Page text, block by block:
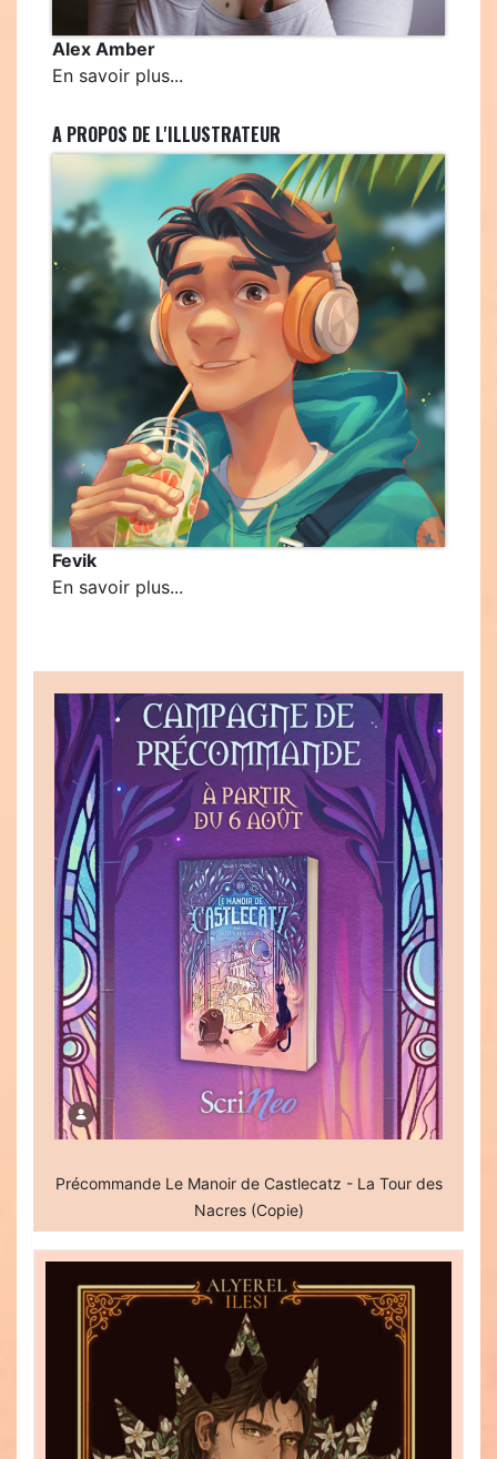
Alex Amber
En savoir plus...
A PROPOS DE L'ILLUSTRATEUR
Fevik
En savoir plus...
Précommande Le Manoir de Castlecatz - La Tour des
Nacres (Copie)